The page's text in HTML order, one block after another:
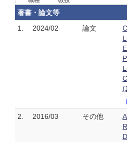
著書・論文等
1.
2024/02 論文
2. 2016/03 その他